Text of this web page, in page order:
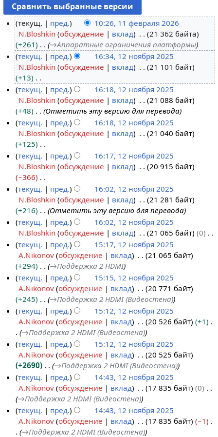
ф
р
я
2
текущ. пред.
10:26, 11 февраля 2026
N.Bloshkin обсуждение вклад
21 362 байта
+261
→Аппаратные ограничения платформы
н
б
2
5
текущ. пред.
16:34, 12 ноября 2025
N.Bloshkin обсуждение вклад
21 101 байт
+13
Н
е
т
о
п
и
с
а
н
и
я
п
р
а
в
к
и
текущ. пред.
16:18, 12 ноября 2025
N.Bloshkin обсуждение вклад
21 088 байт
+48
Отметить эту версию для перевода
текущ.
пред.
16:18, 12 ноября 2025
N.Bloshkin обсуждение вклад
21 040 байт
+125
Н
е
т
о
п
и
с
а
и
я
п
р
а
в
к
и
текущ. пред.
16:17, 12 ноября 2025
N.Bloshkin обсуждение вклад
20 915 байт
−366
Н
е
т
о
п
и
с
а
н
и
я
п
р
а
в
к
и
текущ. пред.
16:02, 12 ноября 2025
N.Bloshkin обсуждение вклад
21 281 байт
+216
Отметить эту версию для перевода
текущ.
пред.
16:02, 12 ноября 2025
N.Bloshkin обсуждение вклад 21 065 байт
0
Н
т
о
п
и
с
а
я
п
р
а
в
к
и
текущ. пред.
15:17, 12 ноября 2025
A.Nikonov обсуждение вклад
21 065 байт
+294
→Поддержка 2 HDMI
текущ.
пред.
15:15, 12 ноября 2025
A.Nikonov обсуждение вклад
20 771 байт
+245
→Поддержка 2 HDMI (Видеостена)
текущ.
пред.
15:12, 12 ноября 2025
A.Nikonov обсуждение вклад 20 526 байт
+1
→Поддержка 2 HDMI (Видеостена)
текущ.
пред.
15:12, 12 ноября 2025
A.Nikonov обсуждение вклад
20 525 байт
+2690
→Поддержка 2 HDMI (Видеостена)
текущ.
пред.
14:43, 12 ноября 2025
A.Nikonov обсуждение вклад 17 835 байт
0
→Поддержка 2 HDMI (Видеостена)
текущ.
пред.
14:43, 12 ноября 2025
A.Nikonov обсуждение вклад 17 835 байт
−1
→Поддержка 2 HDMI (Видеостена)